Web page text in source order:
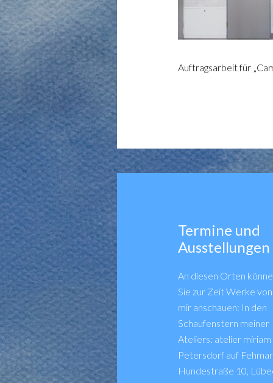
Auftragsarbeit für
Termine und
Ausstellungen
An diesen Orten
Sie zur Zeit Werke von
mir anschauen: In den
Schaufenstern meiner
Ateliers: atelier
Petersdorf auf
Hundestraße 10,